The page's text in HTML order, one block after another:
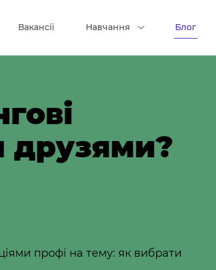
Вакансії Навчання Блог
друзями?
профі на тему: як вибрати